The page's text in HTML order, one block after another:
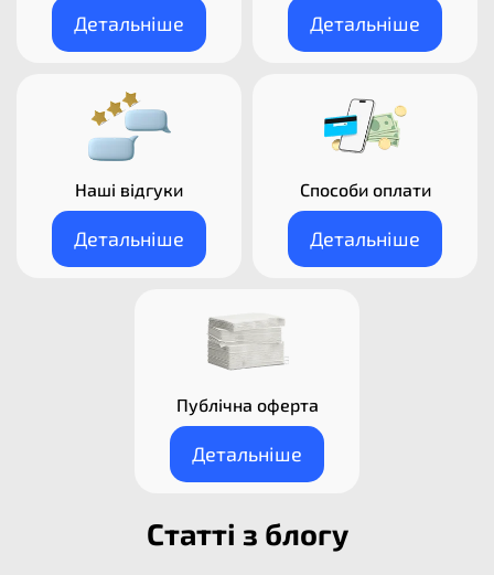
Детальніше Детальніше
Наші відгуки
Детальніше
Способи оплати
Детальніше
Публічна оферта
Детальніше
Статті з блогу